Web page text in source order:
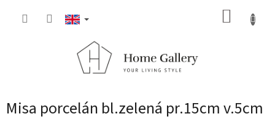
Misa porcelán bl.zelená pr.15cm v.5cm